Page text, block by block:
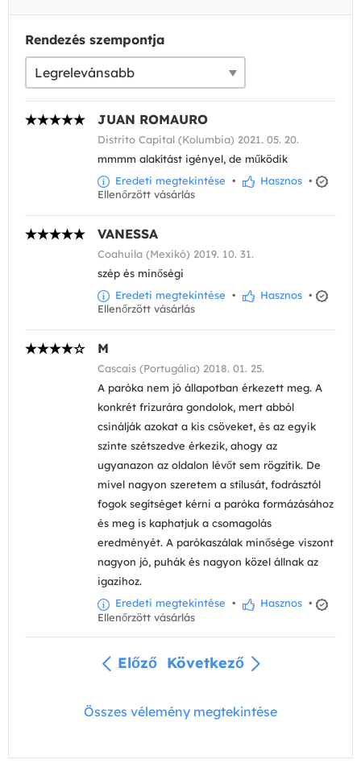
Rendezés szempontja
JUAN ROMAURO
Distrito Capital (Kolumbia) 2021. 05. 20.
mmmm alakítást igényel, de működik
Eredeti megtekintése • Hasznos •
Ellenőrzött vásárlás
VANESSA
Coahuila (Mexikó) 2019. 10. 31.
szép és minőségi
Eredeti megtekintése • Hasznos •
Ellenőrzött vásárlás
M
Cascais (Portugália) 2018. 01. 25.
A paróka nem jó állapotban érkezett meg. A
konkrét frizurára gondolok, mert abból
csinálják azokat a kis csöveket, és az egyik
szinte szétszedve érkezik, ahogy az
ugyanazon az oldalon lévőt sem rögzítik. De
mivel nagyon szeretem a stílusát, fodrásztól
fogok segítséget kérni a paróka formázásához
és meg is kaphatjuk a csomagolás
eredményét. A parókaszálak minősége viszont
nagyon jó, puhák és nagyon közel állnak az
igazihoz.
Eredeti megtekintése • Hasznos •
Ellenőrzött vásárlás
Előző Következő
Összes vélemény megtekintése